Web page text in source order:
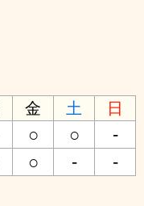
金 土
日
○ ○ -
○ -
-